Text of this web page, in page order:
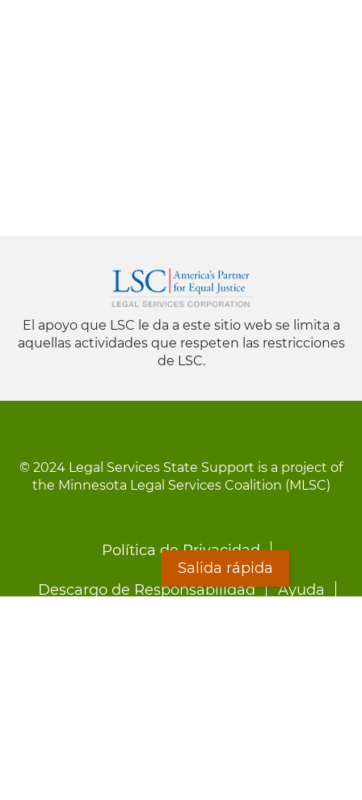
El apoyo que LSC le da a este sitio web se limita a
aquellas actividades que respeten las restricciones
de LSC.
© 2024 Legal Services State Support is a project of
the Minnesota Legal Services Coalition (MLSC)
Política de Privacidad
Descargo de Responsabilidad Ayuda
Salida rápida